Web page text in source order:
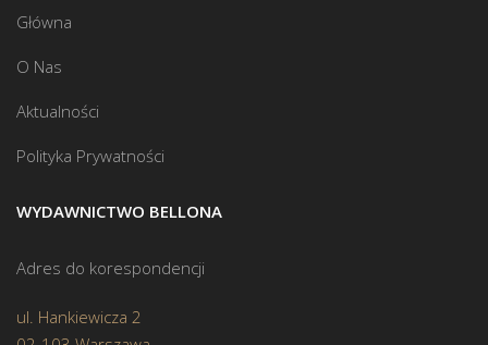
Główna
O Nas
Aktualności
Polityka Prywatności
WYDAWNICTWO BELLONA
Adres do korespondencji
ul. Hankiewicza 2